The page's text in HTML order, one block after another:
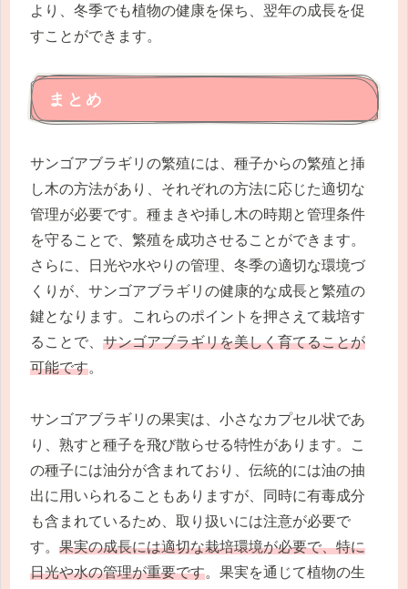
より、冬季でも植物の健康を保ち、翌年の成長を促
すことができます。
まとめ
サンゴアブラギリの繁殖には、種子からの繁殖と挿
し木の方法があり、それぞれの方法に応じた適切な
管理が必要です。種まきや挿し木の時期と管理条件
を守ることで、繁殖を成功させることができます。
さらに、日光や水やりの管理、冬季の適切な環境づ
くりが、サンゴアブラギリの健康的な成長と繁殖の
鍵となります。これらのポイントを押さえて栽培す
ることで、 サンゴアブラギリを美しく育てることが
可能です。
サンゴアブラギリの果実は、小さなカプセル状であ
り、熟すと種子を飛び散らせる特性があります。こ
の種子には油分が含まれており、伝統的には油の抽
出に用いられることもありますが、同時に有毒成分
も含まれているため、取り扱いには注意が必要で
す。 果実の成長には適切な栽培環境が必要で、特に
日光や水の管理が重要です。果実を通じて植物の生